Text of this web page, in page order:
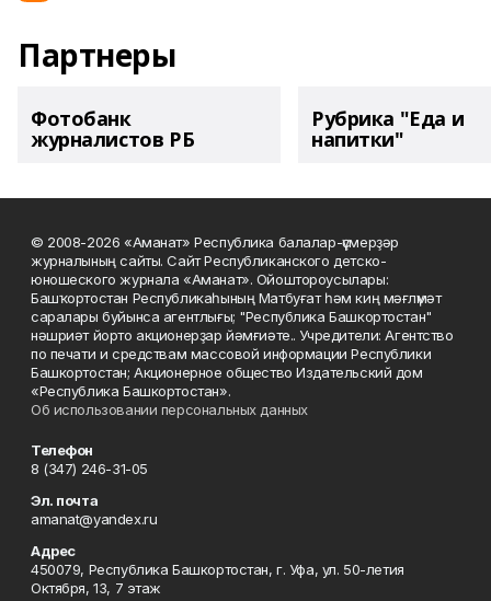
Партнеры
Фотобанк
журналистов РБ
Рубрика "Еда и
напитки"
© 2008-2026 «Аманат» Республика балалар-үҫмерҙәр
журналының сайты. Сайт Республиканского детско-
юношеского журнала «Аманат». Ойоштороусылары:
Башҡортостан Республикаһының Матбуғат һәм киң мәғлүмәт
саралары буйынса агентлығы; "Республика Башкортостан"
нәшриәт йорто акционерҙар йәмғиәте.. Учредители: Агентство
по печати и средствам массовой информации Республики
Башкортостан; Акционерное общество Издательский дом
«Республика Башкортостан».
Об использовании персональных данных
Телефон
8 (347) 246-31-05
Эл. почта
amanat@yandex.ru
Адрес
450079, Республика Башкортостан, г. Уфа, ул. 50-летия
Октября, 13, 7 этаж